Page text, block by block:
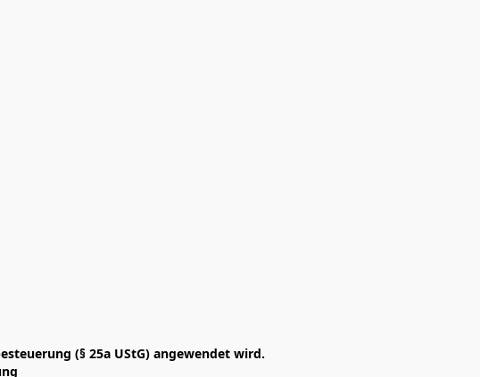
(§ 25a UStG) angewendet wird.